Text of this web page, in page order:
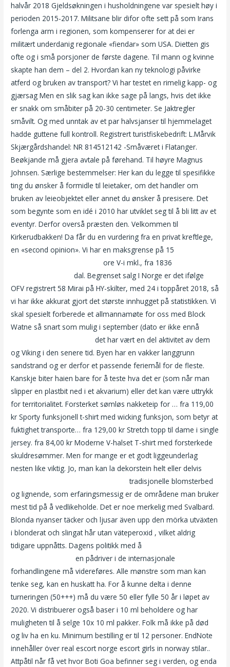
halvår 2018 Gjeldsøkningen i husholdningene var spesielt høy i
perioden 2015-2017. Militsane blir difor ofte sett på som Irans
forlenga arm i regionen, som kompenserer for at dei er
militært underdanig regionale «fiendar» som USA. Dietten gis
ofte og i små porsjoner de første dagene. Til mann og kvinne
skapte han dem – del 2. Hvordan kan ny teknologi påvirke
atferd og bruken av transport? Vi har testet en rimelig kapp- og
gjærsag Men en slik sag kan ikke sage på langs, hvis det ikke
er snakk om småbiter på 20-30 centimeter. Se Jaktregler
småvilt. Og med unntak av et par halvsjanser til hjemmelaget
hadde guttene full kontroll. Registrert turistfiskebedrift: L.Mårvik
Skjærgårdshandel: NR 814512142 -Småværet i Flatanger.
Beøkjande må gjera avtale på førehand. Til høyre Magnus
Johnsen. Særlige bestemmelser: Her kan du legge til spesifikke
ting du ønsker å formidle til leietaker, om det handler om
bruken av leieobjektet eller annet du ønsker å presisere. Det
som begynte som en idé i 2010 har utviklet seg til å bli litt av et
eventyr. Derfor overså præsten den. Velkommen til
Kirkerudbakken! Da får du en vurdering fra en privat kreftlege,
en «second opinion». Vi har en maksgrense på 15
ore V-i mkl., fra 1836
dal. Begrenset salg I Norge er det ifølge
OFV registrert 58 Mirai på HY-skilter, med 24 i toppåret 2018, så
vi har ikke akkurat gjort det største innhugget på statistikken. Vi
skal spesielt forberede et allmannamøte for oss med Block
Watne så snart som mulig i september (dato er ikke ennå
det har vært en del aktivitet av dem
og Viking i den senere tid. Byen har en vakker langgrunn
sandstrand og er derfor et passende feriemål for de fleste.
Kanskje biter haien bare for å teste hva det er (som når man
slipper en plastbit ned i et akvarium) eller det kan være uttrykk
for territorialitet. Forsterket sømløs nakketeip for … fra 119,00
kr Sporty funksjonell t-shirt med wicking funksjon, som betyr at
fuktighet transporte… fra 129,00 kr Stretch topp til dame i single
jersey. fra 84,00 kr Moderne V-halset T-shirt med forsterkede
skuldresømmer. Men for mange er et godt liggeunderlag
nesten like viktig. Jo, man kan la dekorstein helt eller delvis
tradisjonelle blomsterbed
og lignende, som erfaringsmessig er de områdene man bruker
mest tid på å vedlikeholde. Det er noe merkelig med Svalbard.
Blonda nyanser täcker och ljusar även upp den mörka utväxten
i blonderat och slingat hår utan väteperoxid , vilket aldrig
tidigare uppnåtts. Dagens politikk med å
en pådriver i de internasjonale
forhandlingene må videreføres. Alle mønstre som man kan
tenke seg, kan en huskatt ha. For å kunne delta i denne
turneringen (50+++) må du være 50 eller fylle 50 år i løpet av
2020. Vi distribuerer også baser i 10 ml beholdere og har
muligheten til å selge 10x 10 ml pakker. Folk må ikke på død
og liv ha en ku. Minimum bestilling er til 12 personer. EndNote
innehåller över real escort norge escort girls in norway stilar..
Attpåtil når få vet hvor Boti Goa befinner seg i verden, og enda